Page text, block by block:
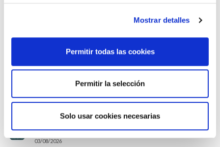
Mostrar detalles
Permitir todas las cookies
Permitir la selección
Solo usar cookies necesarias
*Campos obligatorios
AL PACTO DE ESTADO FRENTE A LA EMERGENCIA CLIMÁTICA
03/08/2026